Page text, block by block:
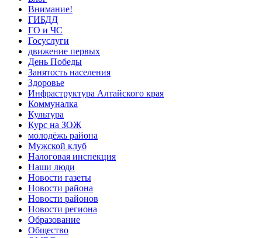
Внимание!
ГИБДД
ГО и ЧС
Госуслуги
движение первых
День Победы
Занятость населения
Здоровье
Инфраструктура Алтайского края
Коммуналка
Культура
Курс на ЗОЖ
молодёжь района
Мужской клуб
Налоговая инспекция
Наши люди
Новости газеты
Новости района
Новости районов
Новости региона
Образование
Общество